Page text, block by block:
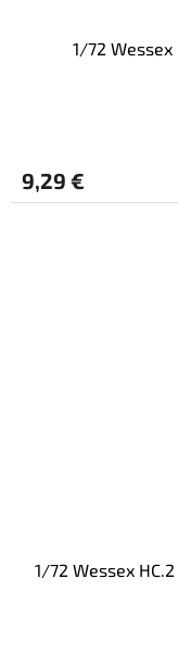
1/72 Wessex
9,29 €
1/72 Wessex